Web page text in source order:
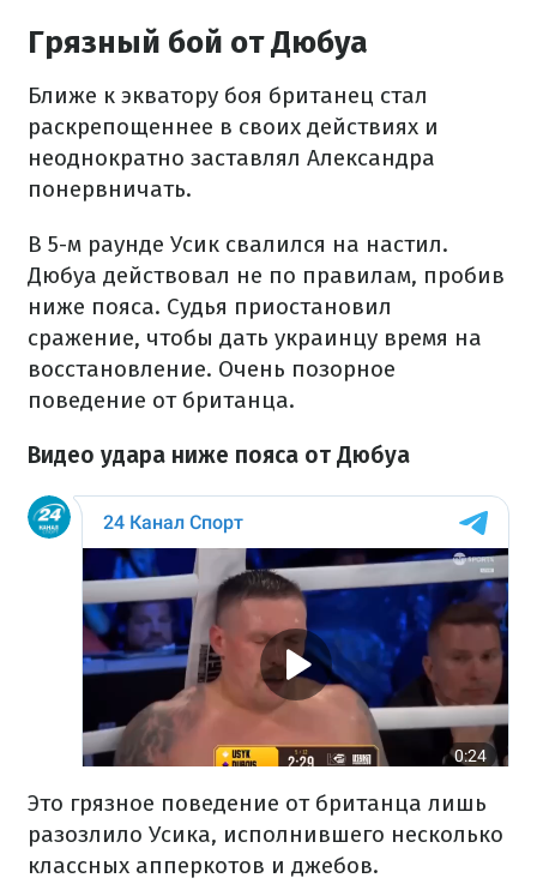
Грязный бой от Дюбуа
Ближе к экватору боя британец стал
раскрепощеннее в своих действиях и
неоднократно заставлял Александра
понервничать.
В 5-м раунде Усик свалился на настил.
Дюбуа действовал не по правилам, пробив
ниже пояса. Судья приостановил
сражение, чтобы дать украинцу время на
восстановление. Очень позорное
поведение от британца.
Видео удара ниже пояса от Дюбуа
Это грязное поведение от британца лишь
разозлило Усика, исполнившего несколько
классных апперкотов и джебов.